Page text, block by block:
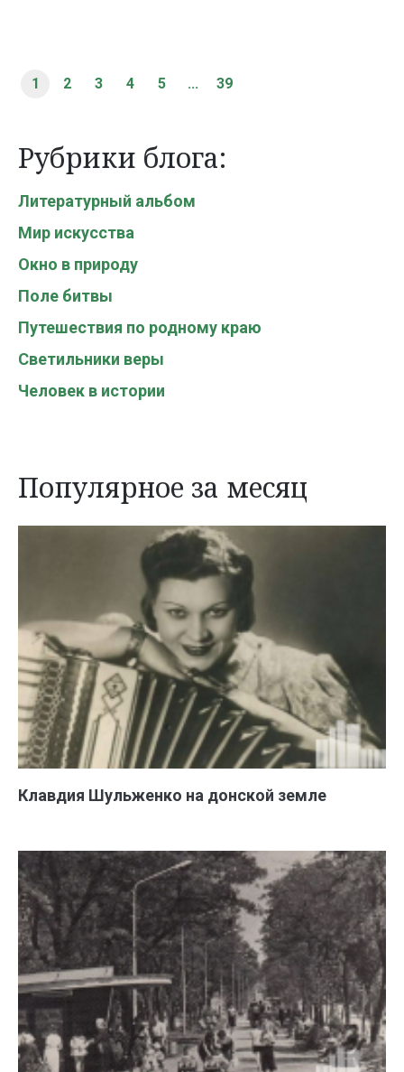
1 2 3 4 5 ... 39
Рубрики блога:
Литературный альбом
Мир искусства
Окно в природу
Поле битвы
Путешествия по родному краю
Светильники веры
Человек в истории
Популярное за месяц
Клавдия Шульженко на донской земле